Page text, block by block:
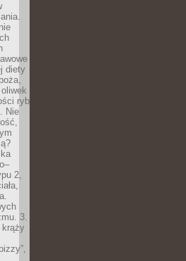
diety
ryb
Nie
2,
3.
krąży